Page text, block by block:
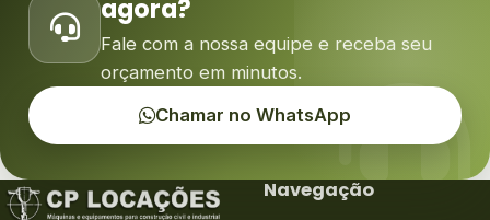
agora?
Fale com a nossa equipe e receba seu
orçamento em minutos.
Chamar no WhatsApp
Navegação